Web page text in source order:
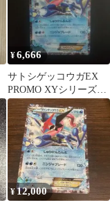
¥6,666
サトシゲッコウガEX
PROMO XYシリーズプ
ロモーションカード
PROMO…
¥12,000